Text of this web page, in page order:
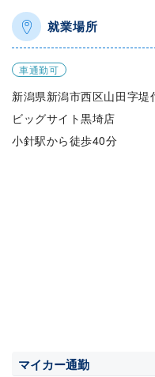
就業場所
車通勤可
新潟県新潟市西区山田
ビッグサイト黒埼店
小針駅から徒歩40分
マイカー通勤